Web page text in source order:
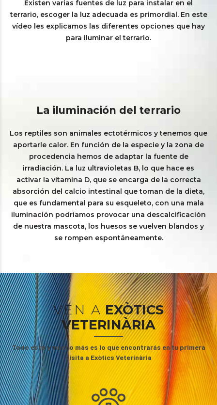
Existen varias fuentes de luz para instalar en el
terrario, escoger la luz adecuada es primordial. En este
vídeo les explicamos las diferentes opciones que hay
para iluminar el terrario.
La iluminación del terrario
Los reptiles son animales ectotérmicos y tenemos que
aportarle calor. En función de la especie y la zona de
procedencia hemos de adaptar la fuente de
irradiación. La luz ultravioletas B, lo que hace es
activar la vitamina D, que se encarga de la correcta
absorción del calcio intestinal que toman de la dieta,
que es fundamental para su esqueleto, con una mala
iluminación podríamos provocar una descalcificación
de nuestra mascota, los huesos se vuelven blandos y
se rompen espontáneamente.
VEN AEXÒTICS
VETERINÀRIA
Todo esto y mucho más es lo que encontrarás en tu primera
visita a Exòtics Veterinària